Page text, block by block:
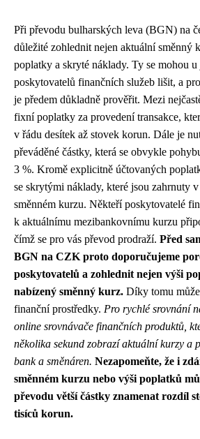
Při převodu bulharských leva (BGN) na
důležité zohlednit nejen aktuální směnný
poplatky a skryté náklady. Ty se mohou
poskytovatelů finančních služeb lišit, a
je předem důkladně prověřit. Mezi
fixní poplatky za provedení transakce,
v řádu desítek až stovek korun. Dále je
převáděné částky, která se obvykle
3 %. Kromě explicitně účtovaných
se skrytými náklady, které jsou zahrnuty
směnném kurzu. Někteří poskytovatelé
k aktuálnímu mezibankovnímu kurzu
čímž se pro vás převod prodraží. Před
BGN na CZK proto doporučujeme
poskytovatelů a zohlednit nejen výši
nabízený směnný kurz. Díky tomu
finanční prostředky. Pro rychlé srovnání
online srovnávače finančních produktů,
několika sekund zobrazí aktuální kurzy a
bank a směnáren. Nezapomeňte, že i
směnném kurzu nebo výši poplatků
převodu větší částky znamenat rozdíl
tisíců korun.